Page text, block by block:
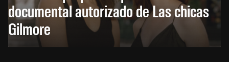
documental autorizado de Las chicas
Gilmore